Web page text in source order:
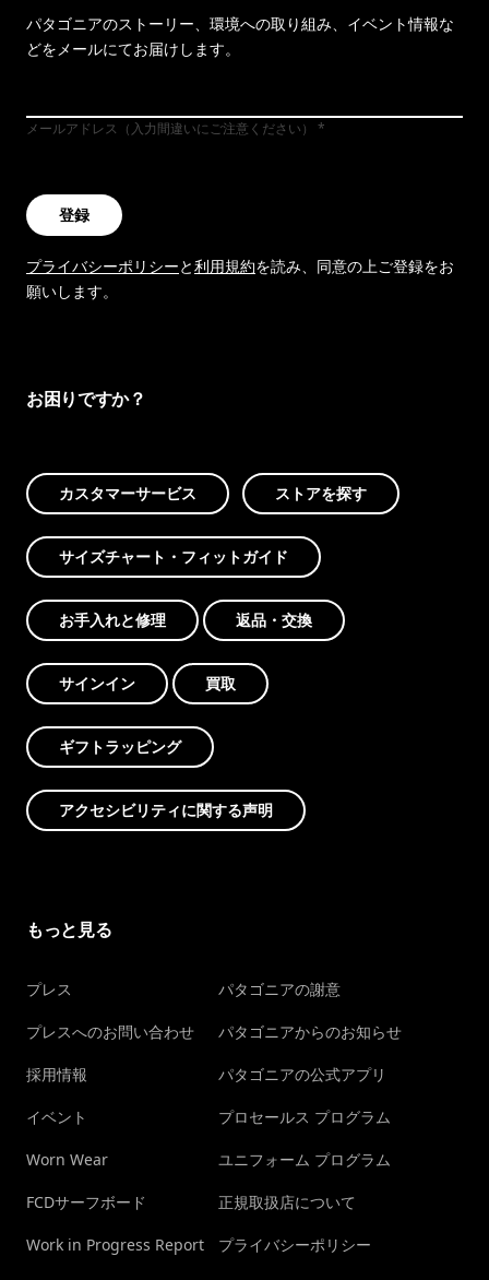
パタゴニアのストーリー、環境への取り組み、イベント情報な
どをメールにてお届けします。
メールアドレス（入力間違いにご注意ください）
登録
プライバシーポリシーと利用規約を読み、同意の上ご登録をお
願いします。
お困りですか？
カスタマーサービス ストアを探す
サイズチャート・フィットガイド
お手入れと修理 返品・交換
サインイン 買取
ギフトラッピング
アクセシビリティに関する声明
もっと見る
プレス
プレスへのお問い合わせ
採用情報
イベント
Worn Wear
FCDサーフボード
Work in Progress Report
パタゴニアの謝意
パタゴニアからのお知らせ
パタゴニアの公式アプリ
プロセールス プログラム
ユニフォーム プログラム
正規取扱店について
プライバシーポリシー